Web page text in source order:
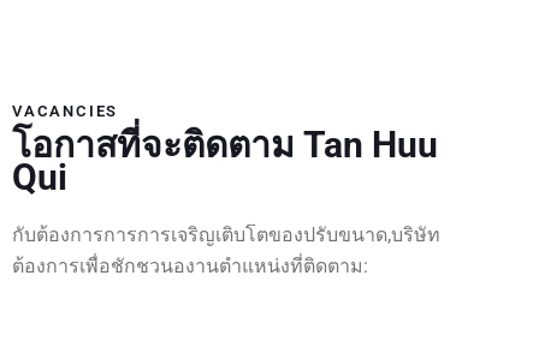
VACANCIES
โอกาสที่จะติดตาม Tan Huu
Qui
กับต้องการการการเจริญเติบโตของปรับขนาด,บริษัท
ต้องการเพื่อชักชวนองานตำแหน่งที่ติดตาม: